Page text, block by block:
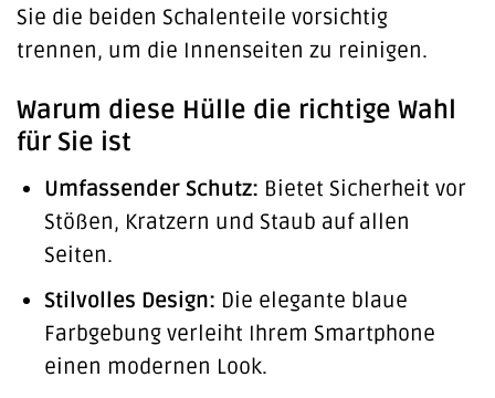
Sie die beiden Schalenteile vorsichtig
trennen, um die Innenseiten zu reinigen.
Warum diese Hülle die richtige Wahl
für Sie ist
Umfassender Schutz: Bietet Sicherheit vor
Stößen, Kratzern und Staub auf allen
Seiten.
Stilvolles Design: Die elegante blaue
Farbgebung verleiht Ihrem Smartphone
einen modernen Look.